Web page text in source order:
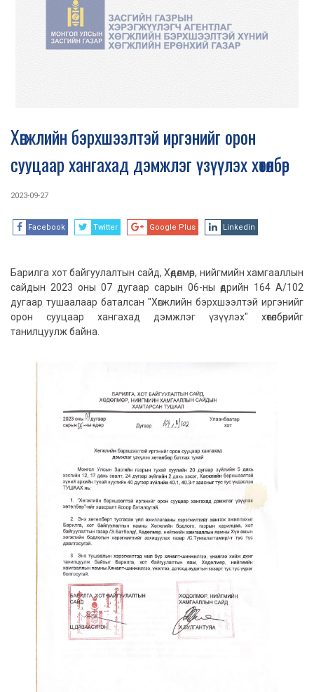
Хөгжлийн бэрхшээлтэй иргэнийг орон
сууцаар хангахад дэмжлэг үзүүлэх хөтөлбөр
2023-09-27
Facebook Twitter Google Plus Linkedin
Барилга хот байгуулалтын сайд, Хөдөлмөр, нийгмийн хамгааллын
сайдын 2023 оны 07 дугаар сарын 06-ны өдрийн 164 А/102
дугаар тушаалаар баталсан "Хөгжлийн бэрхшээлтэй иргэнийг
орон сууцаар хангахад дэмжлэг үзүүлэх" хөтөлбөрийг
танилцуулж байна.